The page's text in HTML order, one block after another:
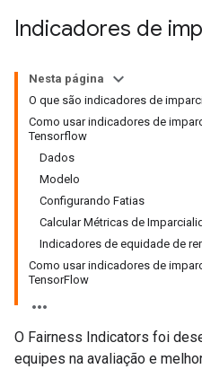
Indicadores de
Nesta página
O que são indicadores de
Como usar indicadores de
Tensorflow
Dados
Modelo
Configurando Fatias
Calcular Métricas de
Indicadores de equidade de
Como usar indicadores de
TensorFlow
O Fairness Indicators foi
equipes na avaliação e